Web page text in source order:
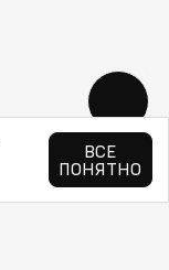
ВСЕ
ПОНЯТНО